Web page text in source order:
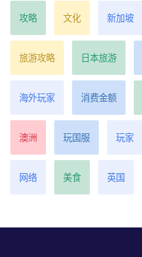
攻略 文化 新加坡
旅游攻略 日本旅游
海外玩家 消费金额
澳洲 玩国服 玩家
网络 美食 英国